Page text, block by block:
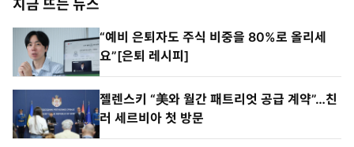
지금 뜨는 뉴스
“예비 은퇴자도 주식 비중을 80%로 올리세
요”[은퇴 레시피]
젤렌스키 “美와 월간 패트리엇 공급 계약”…친
러 세르비아 첫 방문